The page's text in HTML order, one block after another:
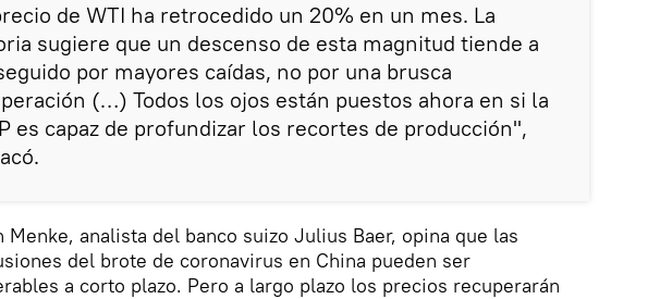
de WTI ha retrocedido un 20% en un mes. La
sugiere que un descenso de esta magnitud tiende a
por mayores caídas, no por una brusca
(…) Todos los ojos están puestos ahora en si la
es capaz de profundizar los recortes de producción",
Menke, analista del banco suizo Julius Baer, opina que las
del brote de coronavirus en China pueden ser
a corto plazo. Pero a largo plazo los precios recuperarán